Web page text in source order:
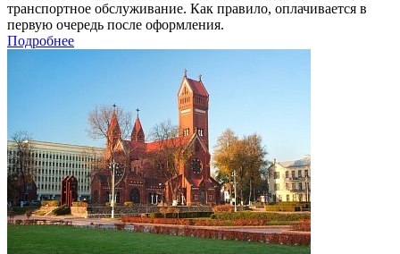
транспортное обслуживание. Как правило, оплачивается в
первую очередь после оформления.
Подробнее